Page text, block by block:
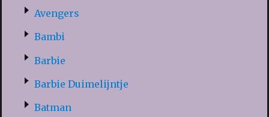
Avengers
Bambi
Barbie
Barbie Duimelijntje
Batman